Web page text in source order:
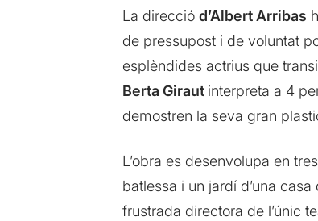
La direcció d’Albert Arribas
de pressupost i de voluntat
esplèndides actrius que
Berta Giraut interpreta a 4
demostren la seva gran
L’obra es desenvolupa en
batlessa i un jardí d’una
frustrada directora de l’únic